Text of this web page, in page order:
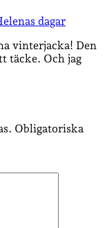
dagar
vinterjacka! Den
täcke. Och jag
Obligatoriska